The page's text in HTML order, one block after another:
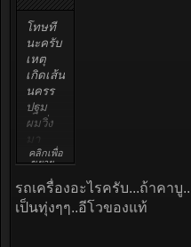
โทษที
นะครับ
เหตุ
เกิดเส้น
นครร
ปฐม
ผมวิ่ง
มา
ประมาณ
EVO8
วิ่งนำ
อยู่เลน
คลิกเพื่อ
ขยาย...
รถเครื่องอะไรครับ...ถ้าคาบู
เป็นทุ่งๆๆ..อีโวของแท้